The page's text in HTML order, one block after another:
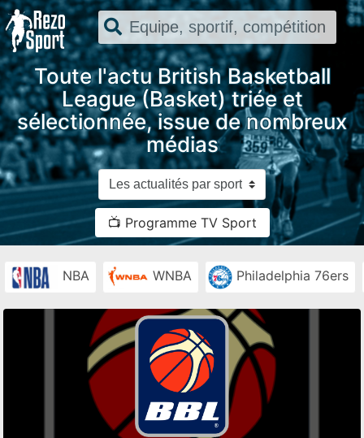
Toute l'actu British Basketball
League (Basket) triée et
sélectionnée, issue de nombreux
médias
📺 Programme TV Sport
NBA WNBA Philadelphia 76ers